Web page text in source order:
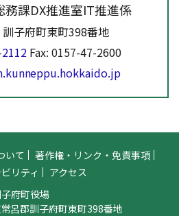
務課DX推進室IT推進係
子府町東町398番地
Fax: 0157-47-2600
いて
著作権・リンク・免責事項
リティ
アクセス
府町役場
呂郡訓子府町東町398番地